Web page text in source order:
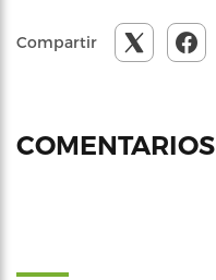
Compartir
COMENTARIOS